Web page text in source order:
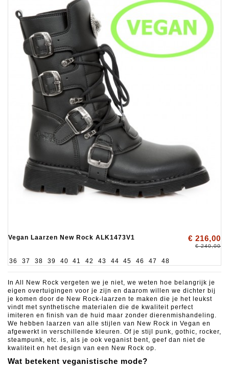
Vegan Laarzen New Rock ALK1473V1 € 216,00
€ 240,00
36 37 38 39 40 41 42 43 44 45 46 47 48
In All New Rock vergeten we je niet, we weten hoe belangrijk je
eigen overtuigingen voor je zijn en daarom willen we dichter bij
je komen door de New Rock-laarzen te maken die je het leukst
vindt met synthetische materialen die de kwaliteit perfect
imiteren en finish van de huid maar zonder dierenmishandeling.
We hebben laarzen van alle stijlen van New Rock in Vegan en
afgewerkt in verschillende kleuren. Of je stijl punk, gothic, rocker,
steampunk, etc. is, als je ook veganist bent, geef dan niet de
kwaliteit en het design van een New Rock op.
Wat betekent veganistische mode?